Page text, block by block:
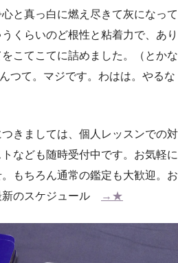
と真っ白に燃え尽きて灰になって
くらいのど根性と粘着力で、あり
こてこてに詰めました。（とかな
つて。マジです。わはは。やるな
きましては、個人レッスンでの対
なども随時受付中です。お気軽に
もちろん通常の鑑定も大歓迎。お
のスケジュール
→★